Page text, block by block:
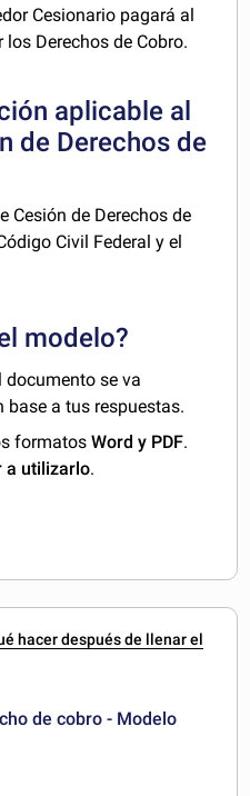
Cesionario pagará al
los Derechos de Cobro.
aplicable al
de Derechos de
Cesión de Derechos de
Civil Federal y el
modelo?
se va
base a tus respuestas.
formatosWord y PDF.
a utilizarlo.
hacer después de llenar el
de cobro - Modelo